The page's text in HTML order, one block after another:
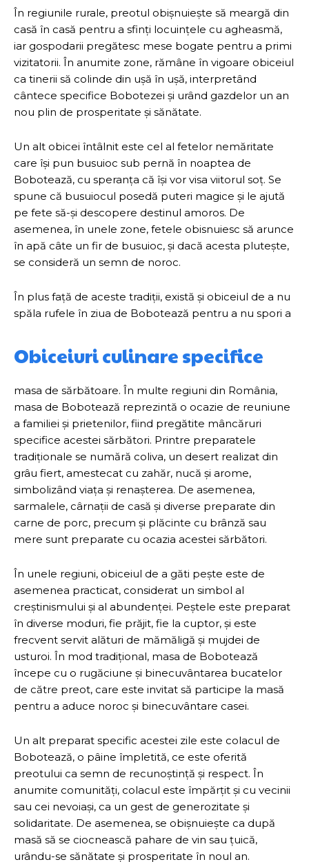
În regiunile rurale, preotul obișnuiește să meargă din
casă în casă pentru a sfinți locuințele cu agheasmă,
iar gospodarii pregătesc mese bogate pentru a primi
vizitatorii. În anumite zone, rămâne în vigoare obiceiul
ca tinerii să colinde din ușă în ușă, interpretând
cântece specifice Bobotezei și urând gazdelor un an
nou plin de prosperitate și sănătate.
Un alt obicei întâlnit este cel al fetelor nemăritate
care își pun busuioc sub pernă în noaptea de
Bobotează, cu speranța că își vor visa viitorul soț. Se
spune că busuiocul posedă puteri magice și le ajută
pe fete să-și descopere destinul amoros. De
asemenea, în unele zone, fetele obisnuiesc să arunce
în apă câte un fir de busuioc, și dacă acesta plutește,
se consideră un semn de noroc.
În plus față de aceste tradiții, există și obiceiul de a nu
spăla rufele în ziua de Bobotează pentru a nu spori a
Obiceiuri culinare specifice
masa de sărbătoare. În multe regiuni din România,
masa de Bobotează reprezintă o ocazie de reuniune
a familiei și prietenilor, fiind pregătite mâncăruri
specifice acestei sărbători. Printre preparatele
tradiționale se numără coliva, un desert realizat din
grâu fiert, amestecat cu zahăr, nucă și arome,
simbolizând viața și renașterea. De asemenea,
sarmalele, cârnații de casă și diverse preparate din
carne de porc, precum și plăcinte cu brânză sau
mere sunt preparate cu ocazia acestei sărbători.
În unele regiuni, obiceiul de a găti pește este de
asemenea practicat, considerat un simbol al
creștinismului și al abundenței. Peștele este preparat
în diverse moduri, fie prăjit, fie la cuptor, și este
frecvent servit alături de mămăligă și mujdei de
usturoi. În mod tradițional, masa de Bobotează
începe cu o rugăciune și binecuvântarea bucatelor
de către preot, care este invitat să participe la masă
pentru a aduce noroc și binecuvântare casei.
Un alt preparat specific acestei zile este colacul de
Bobotează, o pâine împletită, ce este oferită
preotului ca semn de recunoștință și respect. În
anumite comunități, colacul este împărțit și cu vecinii
sau cei nevoiași, ca un gest de generozitate și
solidaritate. De asemenea, se obișnuiește ca după
masă să se ciocnească pahare de vin sau țuică,
urându-se sănătate și prosperitate în noul an.